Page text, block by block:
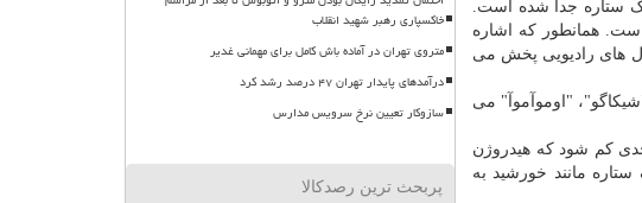
ستاره جدا شده است.
همانطور که اشاره
های رادیویی پخش می
"اوموآموآ" می
کم شود که هیدروژن
مانند خورشید به
خاکسپاری رهبر شهید انقلاب
متروی تهران در آماده باش کامل برای مهمانی غدیر
درآمدهای پایدار تهران ۴۷ درصد رشد کرد
سازوکار تعیین نرخ سرویس مدارس
پربحث ترین رصدکالا